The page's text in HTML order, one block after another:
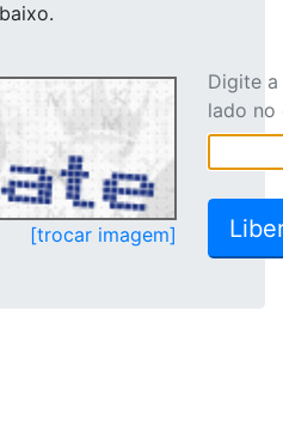
[trocar imagem]
Digite
lado no